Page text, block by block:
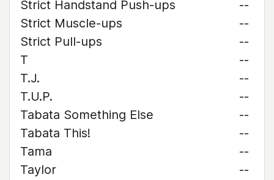
Strict Handstand Push-ups
--
Strict Muscle-ups
--
Strict Pull-ups
--
T
--
T.J.
--
T.U.P.
--
Tabata Something Else
--
Tabata This!
--
Tama
--
Taylor
--